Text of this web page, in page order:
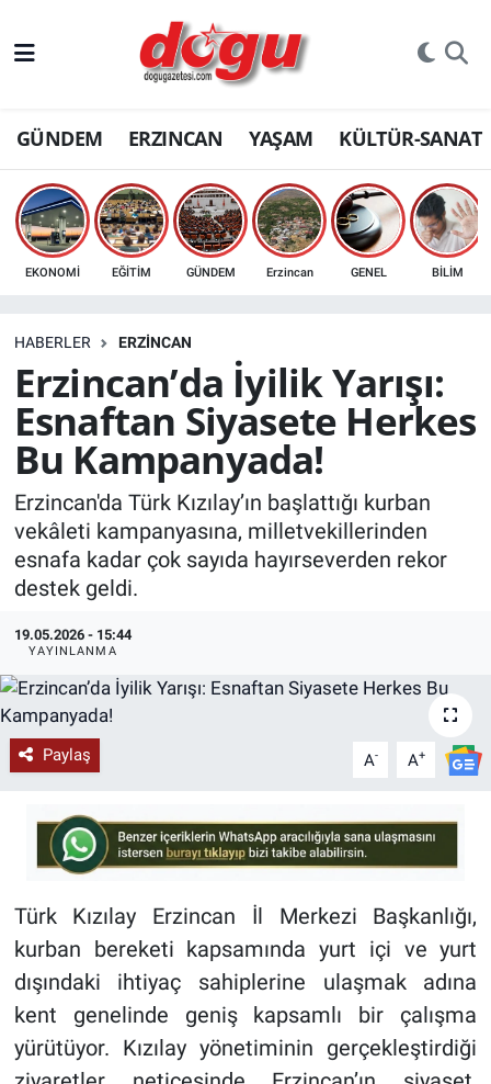
GÜNDEM ERZINCAN YAŞAM KÜLTÜR-SANAT
EKONOMİ EĞİTİM GÜNDEM Erzincan GENEL BİLİM
HABERLER ERZINCAN
Erzincan’da İyilik Yarışı:
Esnaftan Siyasete Herkes
Bu Kampanyada!
Erzincan'da Türk Kızılay’ın başlattığı kurban
vekâleti kampanyasına, milletvekillerinden
esnafa kadar çok sayıda hayırseverden rekor
destek geldi.
19.05.2026 - 15:44
YAYINLANMA
Paylaş A- A+
Türk Kızılay Erzincan İl Merkezi Başkanlığı,
kurban bereketi kapsamında yurt içi ve yurt
dışındaki ihtiyaç sahiplerine ulaşmak adına
kent genelinde geniş kapsamlı bir çalışma
yürütüyor. Kızılay yönetiminin gerçekleştirdiği
ERZINCAN
GÜNDEM
ERZİNCAN FOTOĞRAFLARI
SAĞLIK
EKONOMİ
Bilim, teknoloji
GENEL
KÜLTÜR-SANAT
Yerel Haber
Politika
SPOR
YAŞAM
RESMİ İLAN